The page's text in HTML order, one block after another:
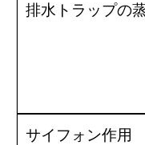
排水トラップの
サイフォン作用